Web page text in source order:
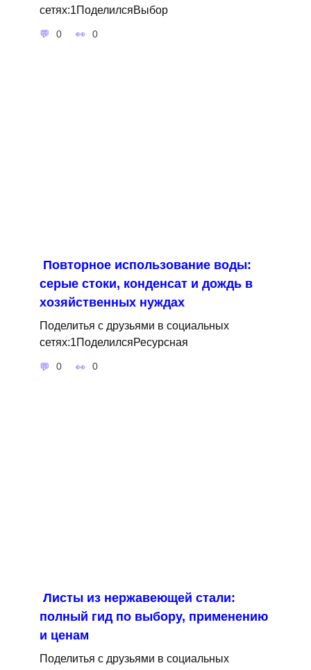
сетях:1ПоделилсяВыбор
0 0
Повторное использование воды:
серые стоки, конденсат и дождь в
хозяйственных нуждах
Поделитья с друзьями в социальных
сетях:1ПоделилсяРесурсная
0 0
Листы из нержавеющей стали:
полный гид по выбору, применению
и ценам
Поделитья с друзьями в социальных